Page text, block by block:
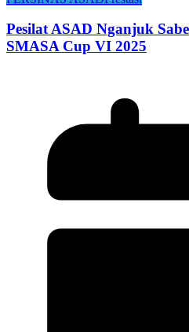
Pesilat ASAD Nganjuk
SMASA Cup VI 2025